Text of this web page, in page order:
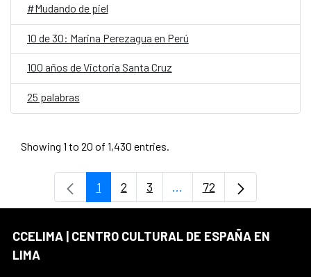
#Mudando de piel
10 de 30: Marina Perezagua en Perú
100 años de Victoria Santa Cruz
25 palabras
Showing 1 to 20 of 1,430 entries.
Page
1 Page
2 Page
3 ...Intermediate Pages Use
Page
72
CCELIMA | CENTRO CULTURAL DE ESPAÑA EN
LIMA